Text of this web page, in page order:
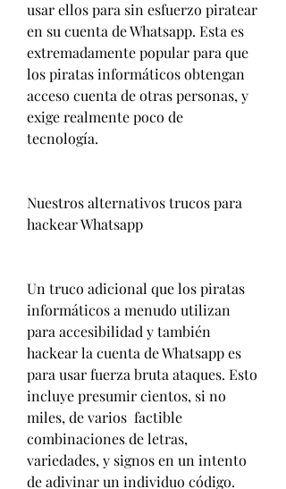
usar ellos para sin esfuerzo piratear
en su cuenta de Whatsapp. Esta es
extremadamente popular para que
los piratas informáticos obtengan
acceso cuenta de otras personas, y
exige realmente poco de
tecnología.
Nuestros alternativos trucos para
hackear Whatsapp
Un truco adicional que los piratas
informáticos a menudo utilizan
para accesibilidad y también
hackear la cuenta de Whatsapp es
para usar fuerza bruta ataques. Esto
incluye presumir cientos, si no
miles, de varios  factible
combinaciones de letras,
variedades, y signos en un intento
de adivinar un individuo código.